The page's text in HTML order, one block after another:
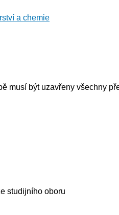
a chemie
musí být uzavřeny všechny
studijního oboru